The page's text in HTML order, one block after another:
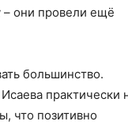
– они провели ещё
большинство.
практически
что позитивно